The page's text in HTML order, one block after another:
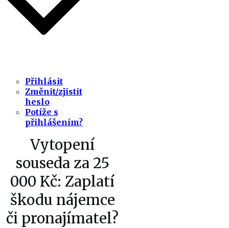
Přihlásit
Změnit/zjistit
heslo
Potíže s
přihlášením?
Vytopení
souseda za 25
000 Kč: Zaplatí
škodu nájemce
či pronajímatel?